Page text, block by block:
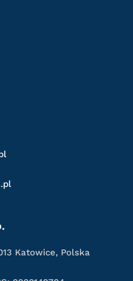
Katowice, Polska